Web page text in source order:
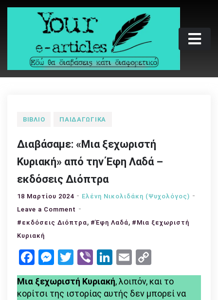
Skip
Your e-articles
Εδώ θα διαβάσεις κάτι διαφορετικό
ΒΙΒΛΊΟ ΠΑΙΔΑΓΩΓΙΚΆ
Διαβάσαμε: «Μια ξεχωριστή
Κυριακή» από την Έφη Λαδά –
εκδόσεις Διόπτρα
18 Μαρτίου 2024
Ελένη Νικολιδάκη (Ψυχολόγος)
Leave a Comment on
Διαβάσαμε:
Κυριακή»
την
Έφη
#εκδόσεις Διόπτρα, #Έφη Λαδά, #Μια ξεχωριστή
Κυριακή
Facebook
Messenger
Twitter
ViberLinkedIn
Email
Link
Μια ξεχωριστή Κυριακή, λοιπόν, και το
κορίτσι της ιστορίας αυτής δεν μπορεί να